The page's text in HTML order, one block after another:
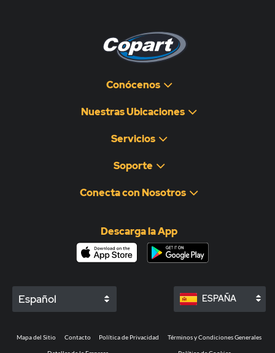
Conócenos
Nuestras Ubicaciones
Servicios
Soporte
Conecta con Nosotros
Descarga la App
Español ESPAÑA
Mapa del Sitio Contacto Política de Privacidad Términos y Condiciones Generales